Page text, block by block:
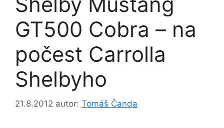
GT500 Cobra – na
počest Carrolla
Shelbyho
21.8.2012 autor: Tomáš Čanda